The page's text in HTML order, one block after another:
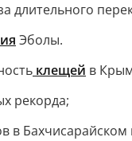
длительного
Эболы.
клещей в
рекорда;
в